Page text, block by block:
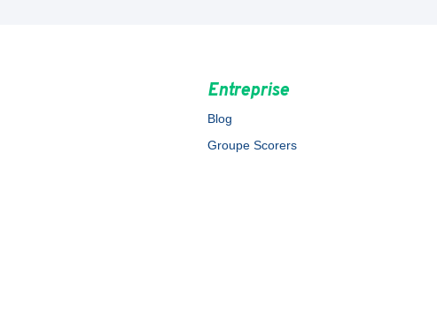
Entreprise
Blog
Groupe Scorers